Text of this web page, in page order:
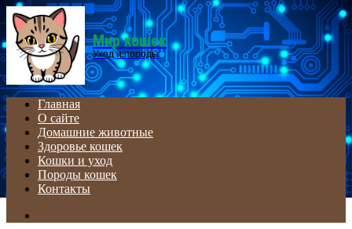
Menu
Мир кошек
Уход и породы
Главная
О сайте
Домашние животные
Здоровье кошек
Кошки и уход
Породы кошек
Контакты